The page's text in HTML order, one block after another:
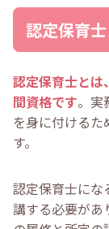
・認定保
・まとめ
認定保育
認定保育士とは
間資格です。実
を身に付けるた
す。
認定保育士にな
講する必要があ